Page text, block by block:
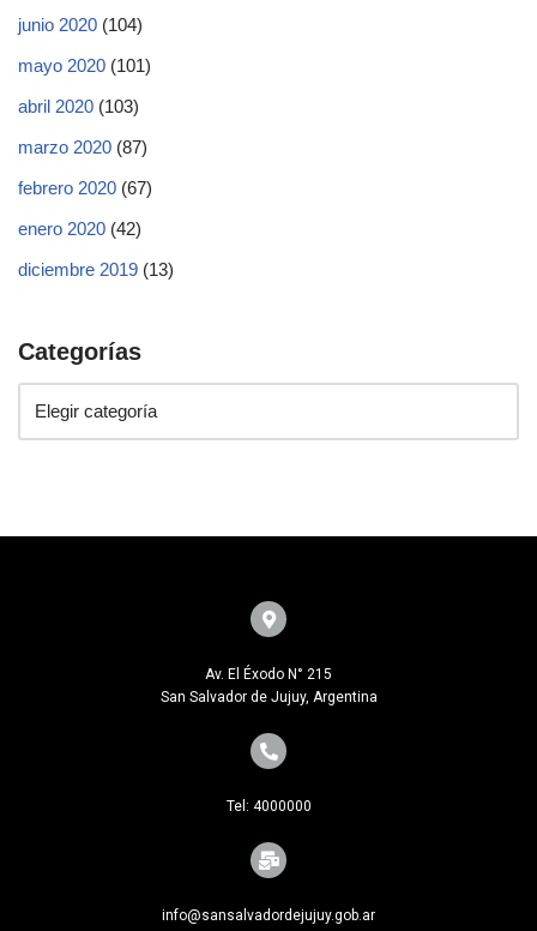
junio 2020 (104)
mayo 2020 (101)
abril 2020 (103)
marzo 2020 (87)
febrero 2020 (67)
enero 2020 (42)
diciembre 2019 (13)
Categorías
Av. El Éxodo N° 215
San Salvador de Jujuy, Argentina
Tel: 4000000
info@sansalvadordejujuy.gob.ar